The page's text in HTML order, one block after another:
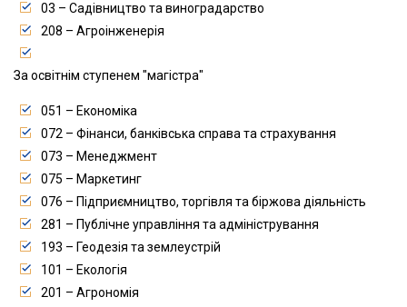
03 – Садівництво та виноградарство
208 – Агроінженерія
За освітнім ступенем "магістра"
051 – Економіка
072 – Фінанси, банківська справа та страхування
073 – Менеджмент
075 – Маркетинг
076 – Підприємництво, торгівля та біржова діяльність
281 – Публічне управління та адміністрування
193 – Геодезія та землеустрій
101 – Екологія
201 – Агрономія